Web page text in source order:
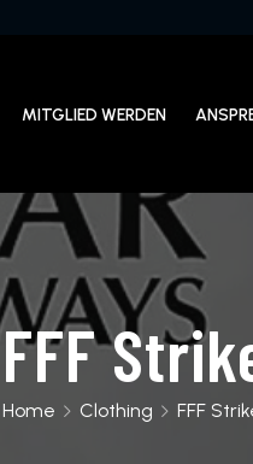
MITGLIED WERDEN
FFF
Home Clothing FFF